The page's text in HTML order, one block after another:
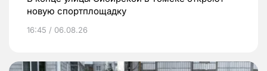
новую спортплощадку
16:45 / 06.08.26